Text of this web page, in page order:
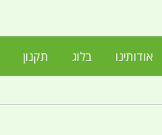
אודותינו בלוג תקנון